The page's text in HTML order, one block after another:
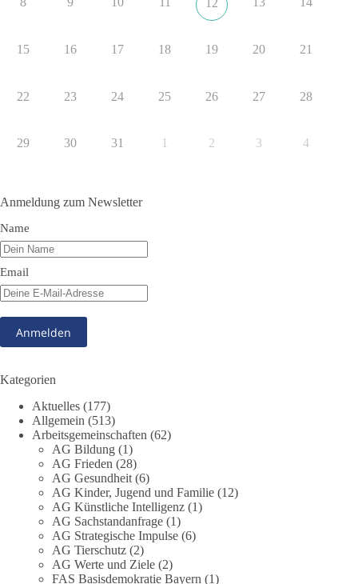
https://www.tagesschau.de/ausland/asien/nato-
Grundrechte der Natur – ein Angriff auf das Grundgesetz?
Im Politischen Frühschoppen diskutieren die Teilnehmer das
Verhältnis von Mensch, Natur und Grundgesetz.
Beitrag der AG Strategische Impulse
Kann die Natur Träger eigener Grundrechte sein? Oder würde
eine solche Entwicklung das Fundament unseres
beschäftigte sich die Teilnehmer des Politischen
Referent Frank Bothmann stellte die These auf, dass die
derzeit in Teilen der Umweltbewegung diskutierten
„Grundrechte der Natur“ weit über klassischen Naturschutz
hinausreichen und grundlegende Fragen zum Menschenbild,
zum Rechtsstaat und zur Demokratie aufwerfen. [...]
👉 Hier weiterlesen:https://diebasis-
partei.de/2026/07/grundrechte-der-natur-ein-angriff-auf-das-
grundgesetz/
🟩🟩🟦🟦🟥🟥🟧🟧
15 16 17 18 19 20 21
22 23 24 25 26 27 28
29 30 31 1 2 3 4
Anmeldung zum Newsletter
Name
Email
Kategorien
Aktuelles (177)
Allgemein (513)
Arbeitsgemeinschaften (62)
AG Bildung (1)
AG Frieden (28)
AG Gesundheit (6)
AG Kinder, Jugend und Familie (12)
AG Künstliche Intelligenz (1)
AG Sachstandanfrage (1)
AG Strategische Impulse (6)
AG Tierschutz (2)
AG Werte und Ziele (2)
FAS Basisdemokratie Bayern (1)